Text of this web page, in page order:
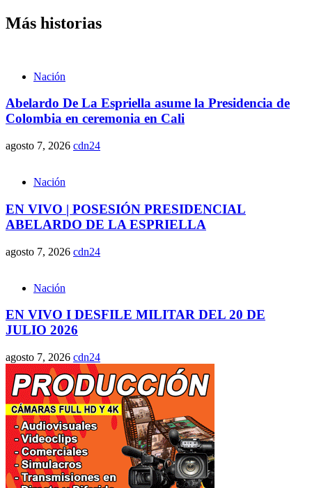
Más historias
Nación
Abelardo De La Espriella asume la Presidencia de
Colombia en ceremonia en Cali
agosto 7, 2026 cdn24
Nación
EN VIVO | POSESIÓN PRESIDENCIAL
ABELARDO DE LA ESPRIELLA
agosto 7, 2026 cdn24
Nación
EN VIVO I DESFILE MILITAR DEL 20 DE
JULIO 2026
agosto 7, 2026 cdn24